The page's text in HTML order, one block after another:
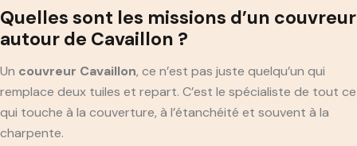
Quelles sont les missions d’un couvreur
autour de Cavaillon ?
Un couvreur Cavaillon, ce n’est pas juste quelqu’un qui
remplace deux tuiles et repart. C’est le spécialiste de tout ce
qui touche à la couverture, à l’étanchéité et souvent à la
charpente.